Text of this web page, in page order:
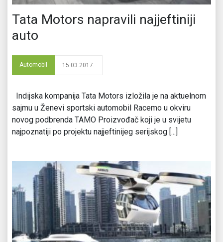
Tata Motors napravili najjeftiniji
auto
Automobil 15.03.2017.
Indijska kompanija Tata Motors izložila je na aktuelnom
sajmu u Ženevi sportski automobil Racemo u okviru
novog podbrenda TAMO Proizvođač koji je u svijetu
najpoznatiji po projektu najjeftinijeg serijskog [...]